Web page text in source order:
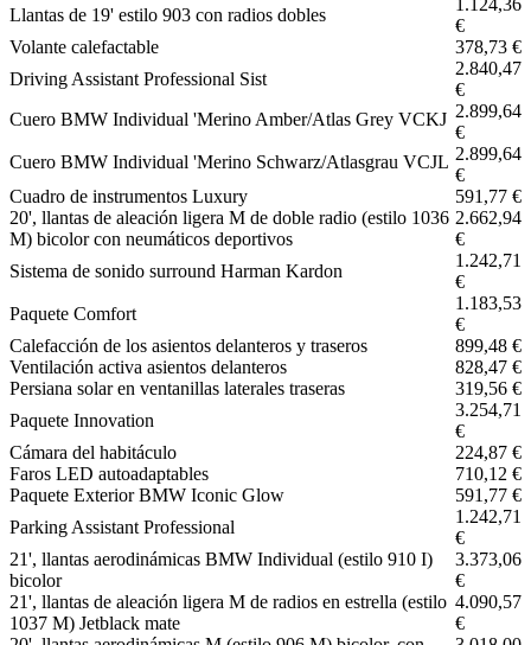
Llantas de 19' estilo 903 con radios dobles
€
Volante calefactable
378,73 €
Driving Assistant Professional Sist
2.840,47
€
Cuero BMW Individual 'Merino Amber/Atlas Grey VCKJ 2.899,64
€
Cuero BMW Individual 'Merino Schwarz/Atlasgrau VCJL 2.899,64
€
Cuadro de instrumentos Luxury
591,77 €
20', llantas de aleación ligera M de doble radio (estilo 1036
M) bicolor con neumáticos deportivos
2.662,94
€
Sistema de sonido surround Harman Kardon
1.242,71
€
Paquete Comfort
1.183,53
€
Calefacción de los asientos delanteros y traseros
899,48 €
Ventilación activa asientos delanteros
828,47 €
Persiana solar en ventanillas laterales traseras
319,56 €
Paquete Innovation
3.254,71
€
Cámara del habitáculo
224,87 €
Faros LED autoadaptables
710,12 €
Paquete Exterior BMW Iconic Glow
591,77 €
Parking Assistant Professional
1.242,71
€
21', llantas aerodinámicas BMW Individual (estilo 910 I)
bicolor
3.373,06
€
21', llantas de aleación ligera M de radios en estrella (estilo
1037 M) Jetblack mate
4.090,57
€